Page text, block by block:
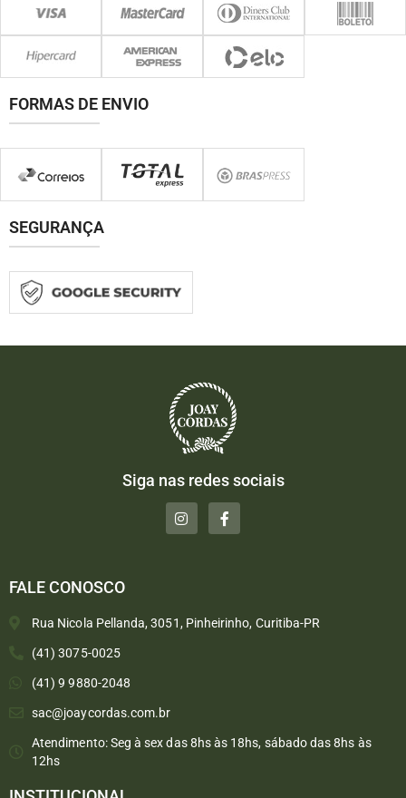
FORMAS DE ENVIO
SEGURANÇA
Siga nas redes sociais
FALE CONOSCO
Rua Nicola Pellanda, 3051, Pinheirinho, Curitiba-PR
(41) 3075-0025
(41) 9 9880-2048
sac@joaycordas.com.br
Atendimento: Seg à sex das 8hs às 18hs, sábado das 8hs às
12hs